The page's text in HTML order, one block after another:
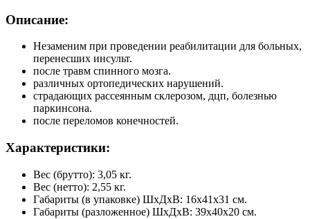
Описание:
Незаменим при проведении реабилитации для больных,
перенесших инсульт.
после травм спинного мозга.
различных ортопедических нарушений.
страдающих рассеянным склерозом, дцп, болезнью
паркинсона.
после переломов конечностей.
Характеристики:
Вес (брутто): 3,05 кг.
Вес (нетто): 2,55 кг.
Габариты (в упаковке) ШхДхВ: 16х41х31 см.
Габариты (разложенное) ШхДхВ: 39х40х20 см.